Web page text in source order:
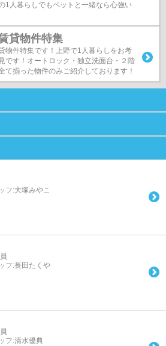
1人暮らしでもペットと一緒なら心強い
貸物件特集
物件特集です！上野で1人暮らしをお考
です！オートロック・独立洗面台・２階
て揃った物件のみご紹介しております！
フ:大塚みやこ
フ:長田たくや
フ:清水優典